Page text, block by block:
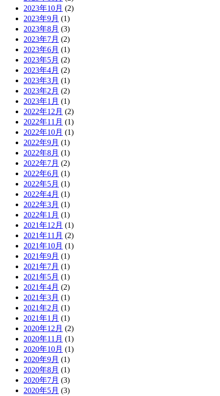
2023年10月 (2)
2023年9月 (1)
2023年8月 (3)
2023年7月 (2)
2023年6月 (1)
2023年5月 (2)
2023年4月 (2)
2023年3月 (1)
2023年2月 (2)
2023年1月 (1)
2022年12月 (2)
2022年11月 (1)
2022年10月 (1)
2022年9月 (1)
2022年8月 (1)
2022年7月 (2)
2022年6月 (1)
2022年5月 (1)
2022年4月 (1)
2022年3月 (1)
2022年1月 (1)
2021年12月 (1)
2021年11月 (2)
2021年10月 (1)
2021年9月 (1)
2021年7月 (1)
2021年5月 (1)
2021年4月 (2)
2021年3月 (1)
2021年2月 (1)
2021年1月 (1)
2020年12月 (2)
2020年11月 (1)
2020年10月 (1)
2020年9月 (1)
2020年8月 (1)
2020年7月 (3)
2020年5月 (3)